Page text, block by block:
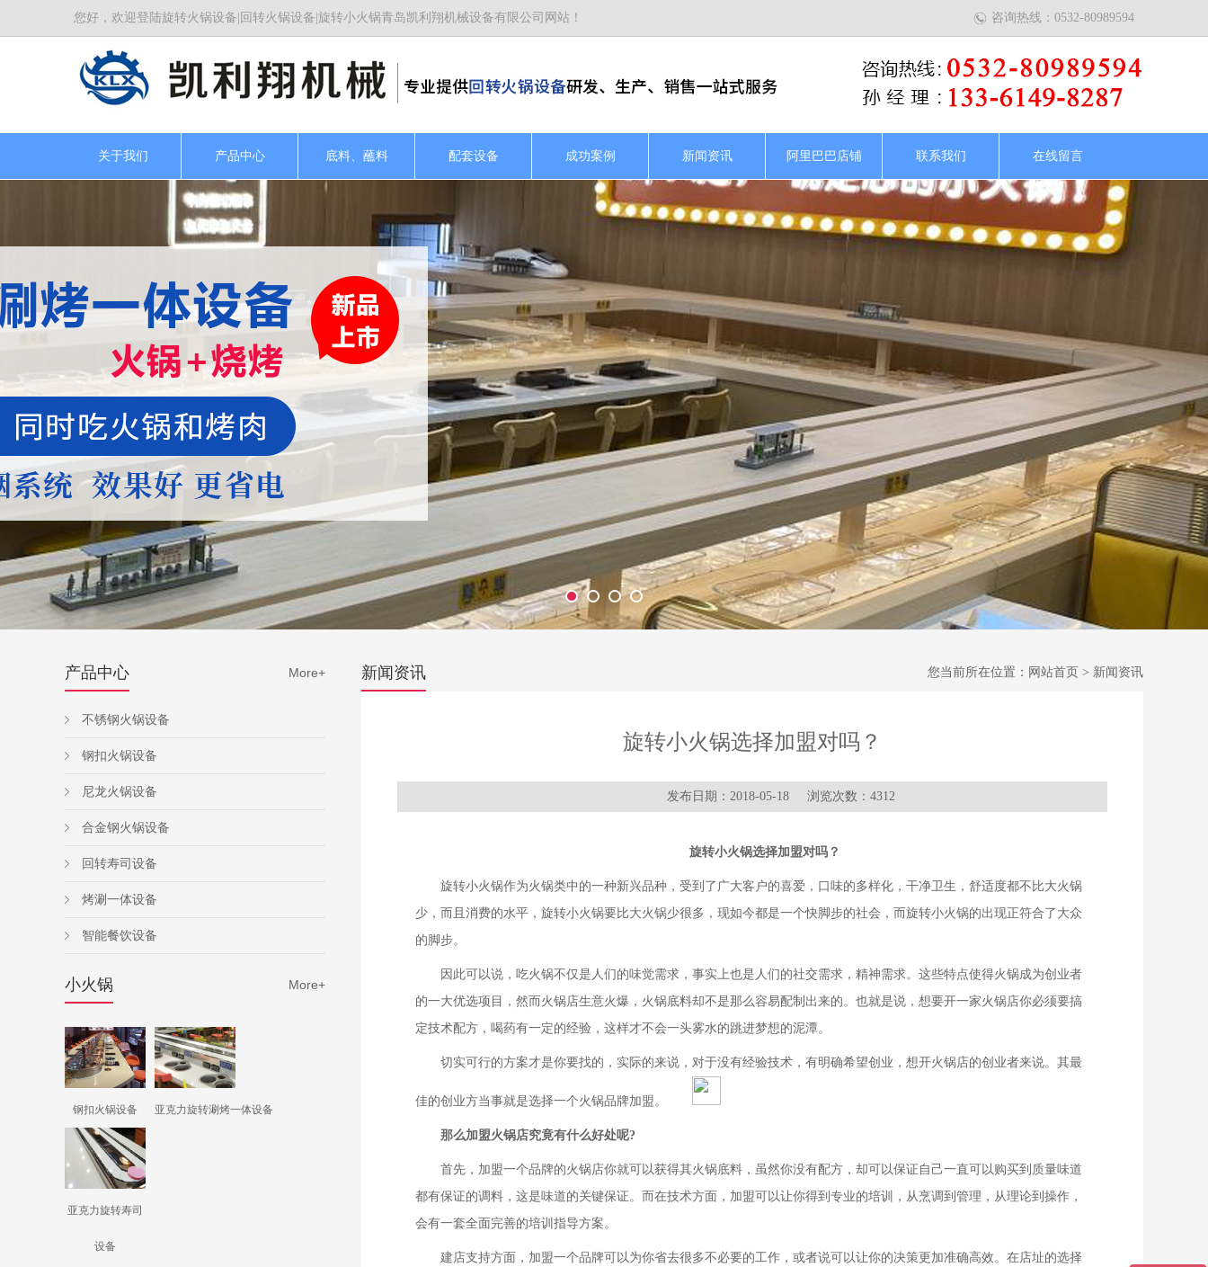
您好，欢迎登陆旋转火锅设备|回转火锅设备|旋转小火锅青岛凯利翔机械设备有限公司网站！ 咨询热线：0532-80989594
关于我们 产品中心 底料、蘸料 配套设备 成功案例 新闻资讯 阿里巴巴店铺 联系我们 在线留言
产品中心 More+
不锈钢火锅设备
钢扣火锅设备
尼龙火锅设备
合金钢火锅设备
回转寿司设备
烤涮一体设备
智能餐饮设备
小火锅 More+
钢扣火锅设备 亚克力旋转涮烤一体设备
亚克力旋转寿司
设备
新闻资讯 您当前所在位置： 网站首页 > 新闻资讯
旋转小火锅选择加盟对吗？
发布日期：2018-05-18 浏览次数：4312
旋转小火锅选择加盟对吗？
旋转小火锅作为火锅类中的一种新兴品种，受到了广大客户的喜爱，口味的多样化，干净卫生，舒适度都不比大火锅
少，而且消费的水平，旋转小火锅要比大火锅少很多，现如今都是一个快脚步的社会，而旋转小火锅的出现正符合了大众
的脚步。
因此可以说，吃火锅不仅是人们的味觉需求，事实上也是人们的社交需求，精神需求。这些特点使得火锅成为创业者
的一大优选项目，然而火锅店生意火爆，火锅底料却不是那么容易配制出来的。也就是说，想要开一家火锅店你必须要搞
定技术配方，喝药有一定的经验，这样才不会一头雾水的跳进梦想的泥潭。
切实可行的方案才是你要找的，实际的来说，对于没有经验技术，有明确希望创业，想开火锅店的创业者来说。其最
佳的创业方当事就是选择一个火锅品牌加盟。
那么加盟火锅店究竟有什么好处呢?
首先，加盟一个品牌的火锅店你就可以获得其火锅底料，虽然你没有配方，却可以保证自己一直可以购买到质量味道
都有保证的调料，这是味道的关键保证。而在技术方面，加盟可以让你得到专业的培训，从烹调到管理，从理论到操作，
会有一套全面完善的培训指导方案。
建店支持方面，加盟一个品牌可以为你省去很多不必要的工作，或者说可以让你的决策更加准确高效。在店址的选择